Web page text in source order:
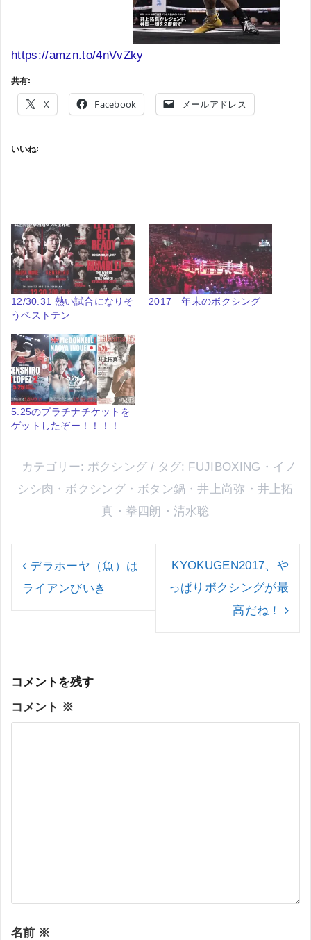
https://amzn.to/4nVvZky
共有:
X Facebook メールアドレス
いいね:
12/30.31 熱い試合になりそ
うベストテン
2017 年末のボクシング
5.25のプラチナチケットを
ゲットしたぞー！！！！
カテゴリー: ボクシング タグ: FUJIBOXING ・ イノ
シシ肉 ・ ボクシング・ ボタン鍋 ・井上尚弥 ・ 井上拓
真 ・ 拳四朗 ・ 清水聡
稿 デラホーヤ（魚）は
ライアンびいき
KYOKUGEN2017、や
っぱりボクシングが最
高だね！
コメントを残す
コメント ※
名前 ※